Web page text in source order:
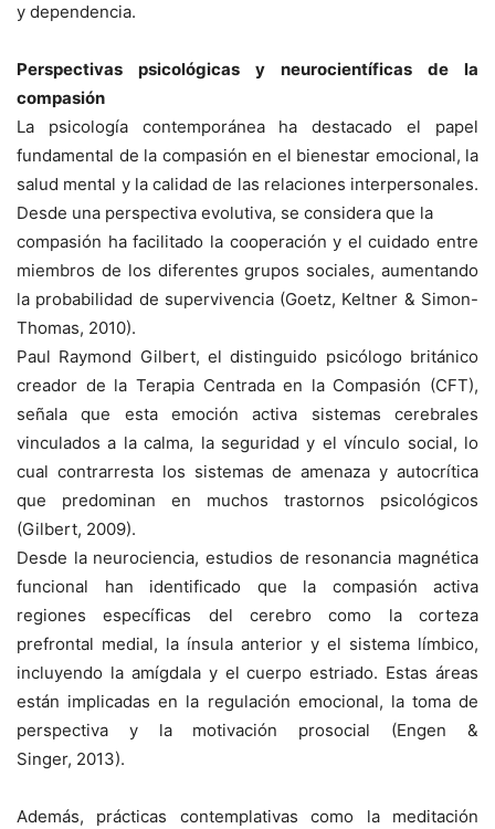
y dependencia.
Perspectivas psicológicas y neurocientíficas de la
compasión
La psicología contemporánea ha destacado el papel
fundamental de la compasión en el bienestar emocional, la
salud mental y la calidad de las relaciones interpersonales.
Desde una perspectiva evolutiva, se considera que la
compasión ha facilitado la cooperación y el cuidado entre
miembros de los diferentes grupos sociales, aumentando
la probabilidad de supervivencia (Goetz, Keltner & Simon-
Thomas, 2010).
Paul Raymond Gilbert, el distinguido psicólogo británico
creador de la Terapia Centrada en la Compasión (CFT),
señala que esta emoción activa sistemas cerebrales
vinculados a la calma, la seguridad y el vínculo social, lo
cual contrarresta los sistemas de amenaza y autocrítica
que predominan en muchos trastornos psicológicos
(Gilbert, 2009).
Desde la neurociencia, estudios de resonancia magnética
funcional han identificado que la compasión activa
regiones específicas del cerebro como la corteza
prefrontal medial, la ínsula anterior y el sistema límbico,
incluyendo la amígdala y el cuerpo estriado. Estas áreas
están implicadas en la regulación emocional, la toma de
perspectiva y la motivación prosocial (Engen &
Singer, 2013).
Además, prácticas contemplativas como la meditación